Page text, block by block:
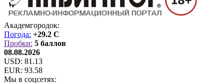
Академгородок:
Погода: +29.2 C
Пробки: 5 баллов
08.08.2026
USD: 81.13
EUR: 93.58
Мы в соцсетях: